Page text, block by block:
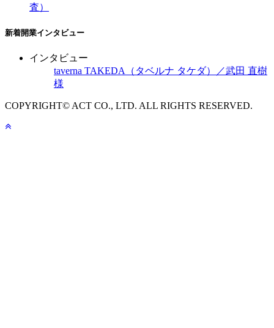
査）
新着開業インタビュー
インタビュー
taverna TAKEDA（タベルナ タケダ）／武田 直樹
様
COPYRIGHT© ACT CO., LTD. ALL RIGHTS RESERVED.